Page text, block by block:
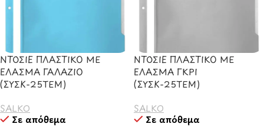
ΝΤΟΣΙΕ ΠΛΑΣΤΙΚΟ ΜΕ
ΕΛΑΣΜΑ ΓΑΛΑΖΙΟ
(ΣΥΣΚ-25ΤΕΜ)
SALKO
Σε απόθεμα
ΝΤΟΣΙΕ ΠΛΑΣΤΙΚΟ ΜΕ
ΕΛΑΣΜΑ ΓΚΡΙ
(ΣΥΣΚ-25ΤΕΜ)
SALKO
Σε απόθεμα